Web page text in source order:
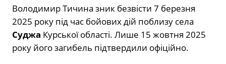
Володимир Тичина зник безвісти 7 березня
2025 року під час бойових дій поблизу села
Суджа Курської області. Лише 15 жовтня 2025
року його загибель підтвердили офіційно.